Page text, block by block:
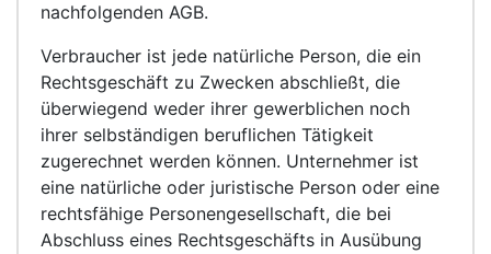
nachfolgenden AGB.
Verbraucher ist jede natürliche Person, die ein
Rechtsgeschäft zu Zwecken abschließt, die
überwiegend weder ihrer gewerblichen noch
ihrer selbständigen beruflichen Tätigkeit
zugerechnet werden können. Unternehmer ist
eine natürliche oder juristische Person oder eine
rechtsfähige Personengesellschaft, die bei
Abschluss eines Rechtsgeschäfts in Ausübung